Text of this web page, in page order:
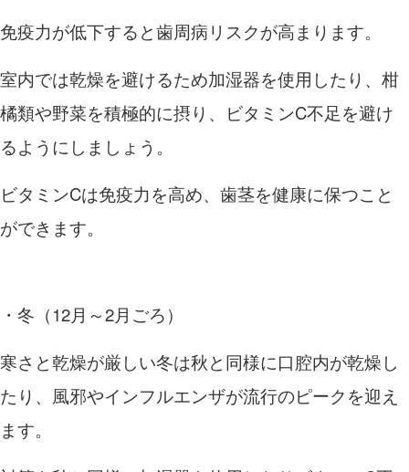
免疫力が低下すると歯周病リスクが高まります。
室内では乾燥を避けるため加湿器を使用したり、柑
橘類や野菜を積極的に摂り、ビタミンC不足を避け
るようにしましょう。
ビタミンCは免疫力を高め、歯茎を健康に保つこと
ができます。
・冬（12月～2月ごろ）
寒さと乾燥が厳しい冬は秋と同様に口腔内が乾燥し
たり、風邪やインフルエンザが流行のピークを迎え
ます。